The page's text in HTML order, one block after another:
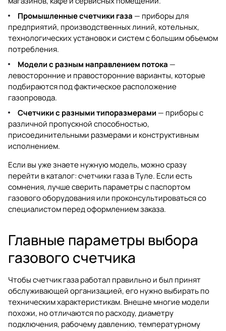
Промышленные счетчики газа — приборы для
предприятий, производственных линий, котельных,
технологических установок и систем с большим объемом
потребления.
Модели с разным направлением потока —
левосторонние и правосторонние варианты, которые
подбираются под фактическое расположение
газопровода.
Счетчики с разными типоразмерами — приборы с
различной пропускной способностью,
присоединительными размерами и конструктивным
исполнением.
Если вы уже знаете нужную модель, можно сразу
перейти в каталог:счетчики газа в Туле. Если есть
сомнения, лучше сверить параметры с паспортом
газового оборудования или проконсультироваться со
специалистом перед оформлением заказа.
Главные параметры выбора
газового счетчика
Чтобы счетчик газа работал правильно и был принят
обслуживающей организацией, его нужно выбирать по
техническим характеристикам. Внешне многие модели
похожи, но отличаются по расходу, диаметру
подключения, рабочему давлению, температурному